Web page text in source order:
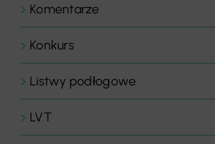
Komentarze
Konkurs
Listwy podłogowe
LVT